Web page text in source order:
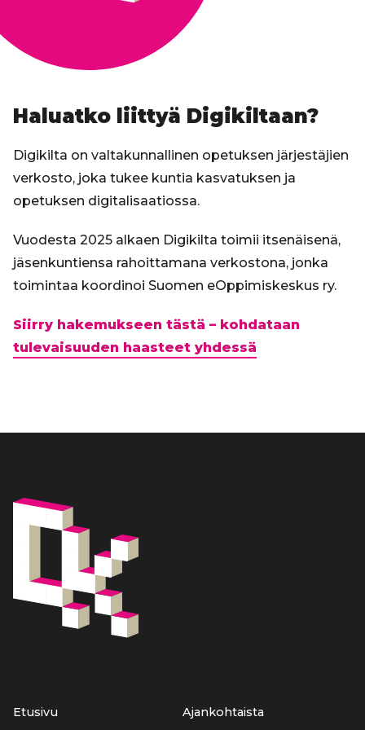
Haluatko liittyä Digikiltaan?
Digikilta on valtakunnallinen opetuksen järjestäjien
verkosto, joka tukee kuntia kasvatuksen ja
opetuksen digitalisaatiossa.
Vuodesta 2025 alkaen Digikilta toimii itsenäisenä,
jäsenkuntiensa rahoittamana verkostona, jonka
toimintaa koordinoi Suomen eOppimiskeskus ry.
Siirry hakemukseen tästä – kohdataan
tulevaisuuden haasteet yhdessä
Etusivu Ajankohtaista